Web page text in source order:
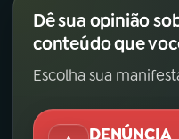
Dê sua opinião
conteúdo que
Escolha sua
DENÚNCIA